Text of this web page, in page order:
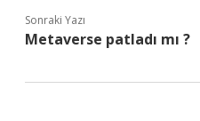
Sonraki Yazı
Metaverse patladı mı ?